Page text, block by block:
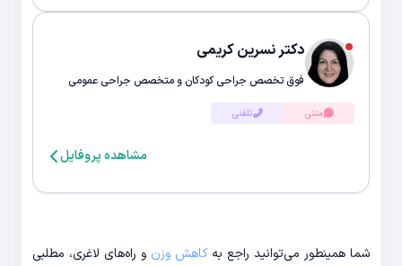
دکتر نسرین کریمی
فوق تخصص جراحی کودکان و متخصص جراحی عمومی
متنی تلفنی
مشاهده پروفایل
شما همینطور می‌توانید راجع بهکاهش وزن و راه‌های لاغری، مطلبی